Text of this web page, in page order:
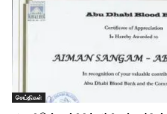
செய்திகள்